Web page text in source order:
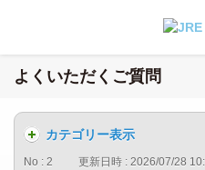
よくいただくご質問
カテゴリー表示
No : 2 更新日時 : 2026/07/28